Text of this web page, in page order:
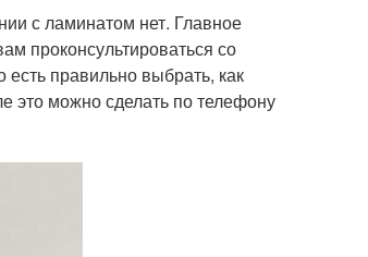
с ламинатом нет. Главное
проконсультироваться со
правильно выбрать, как
это можно сделать по телефону